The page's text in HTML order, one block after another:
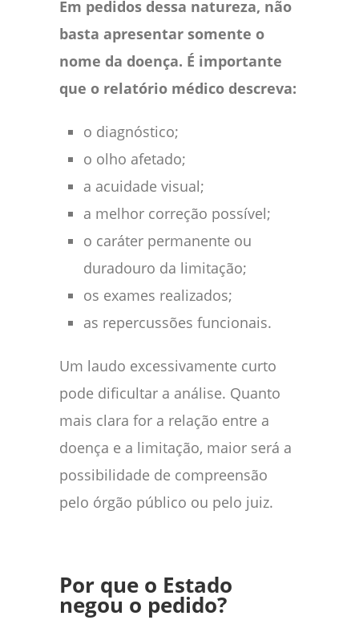
Em pedidos dessa natureza, não
basta apresentar somente o
nome da doença. É importante
que o relatório médico descreva:
o diagnóstico;
o olho afetado;
a acuidade visual;
a melhor correção possível;
o caráter permanente ou
duradouro da limitação;
os exames realizados;
as repercussões funcionais.
Um laudo excessivamente curto
pode dificultar a análise. Quanto
mais clara for a relação entre a
doença e a limitação, maior será a
possibilidade de compreensão
pelo órgão público ou pelo juiz.
Por que o Estado
negou o pedido?